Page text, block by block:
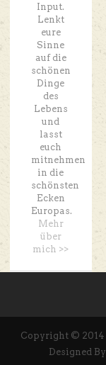
Input.
Lenkt
eure
Sinne
auf die
schönen
Dinge
des
Lebens
und
lasst
euch
mitnehmen
in die
schönsten
Ecken
Europas.
Mehr
über
mich >>
Copyright © 2014
Designed By